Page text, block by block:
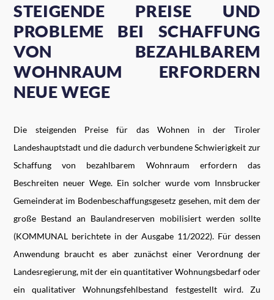
STEIGENDE PREISE UND
PROBLEME BEI SCHAFFUNG
VON BEZAHLBAREM
WOHNRAUM ERFORDERN
NEUE WEGE
Die steigenden Preise für das Wohnen in der Tiroler
Landeshauptstadt und die dadurch verbundene Schwierigkeit zur
Schaffung von bezahlbarem Wohnraum erfordern das
Beschreiten neuer Wege. Ein solcher wurde vom Innsbrucker
Gemeinderat im Bodenbeschaffungsgesetz gesehen, mit dem der
große Bestand an Baulandreserven mobilisiert werden sollte
(KOMMUNAL berichtete in der Ausgabe 11/2022). Für dessen
Anwendung braucht es aber zunächst einer Verordnung der
Landesregierung, mit der ein quantitativer Wohnungsbedarf oder
ein qualitativer Wohnungsfehlbestand festgestellt wird. Zu